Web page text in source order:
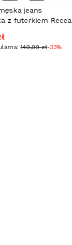
jeans
z futerkiem Recea
149,99 zł-33%